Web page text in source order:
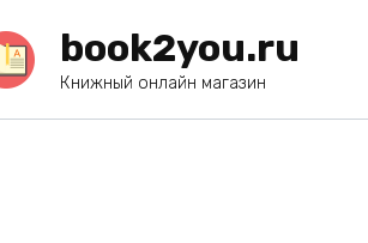
book2you.ru
Книжный онлайн магазин